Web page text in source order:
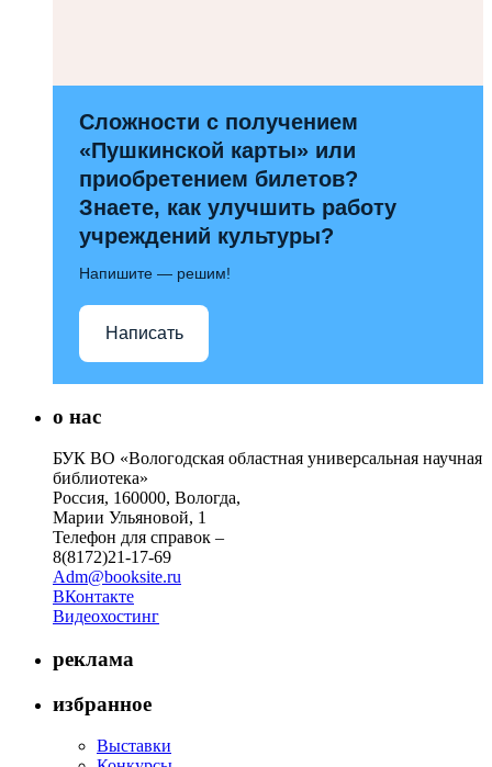
Сложности с получением
«Пушкинской карты» или
приобретением билетов?
Знаете, как улучшить работу
учреждений культуры?
Напишите — решим!
Написать
о нас
БУК ВО «Вологодская областная универсальная научная
библиотека»
Россия, 160000, Вологда,
Марии Ульяновой, 1
Телефон для справок –
8(8172)21-17-69
Adm@booksite.ru
ВКонтакте
Видеохостинг
реклама
избранное
Выставки